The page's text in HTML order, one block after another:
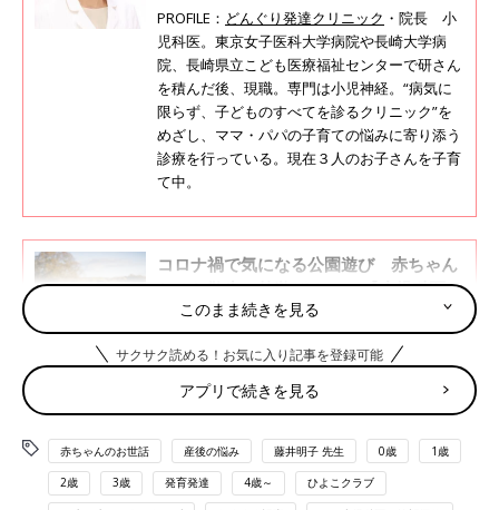
PROFILE： どんぐり発達クリニック ・院長 小
児科医。東京女子医科大学病院や長崎大学病
院、長崎県立こども医療福祉センターで研さん
を積んだ後、現職。専門は小児神経。“病気に
限らず、子どものすべてを診るクリニック”を
めざし、ママ・パパの子育ての悩みに寄り添う
診療を行っている。現在３人のお子さんを子育
て中。
コロナ禍で気になる公園遊び 赤ちゃん
とのお散歩・外遊びのQ&A【小児科医が
回答】
生後1カ月ごろになったら外気浴をはじめ、1カ
月健診が初めてのお出かけとなる赤ちゃんも多
いのではないでしょうか。その後、お散歩や外
の機会は増えていきます。新型コロナウイルス
感染症予防のため、ステイホームの状況が続い
ていますが、適度なお散歩や外遊びも、赤ちゃ
んの成長に大切なものです。
コロナ禍による自粛生活は赤ちゃんの心や体の発達
に影響するの？
2020年の夏休みに引き続き、21年の夏休みもステイホームの時
このまま続きを見る
サクサク読める！お気に入り記事を登録可能
アプリで続きを見る
赤ちゃんのお世話 産後の悩み 藤井明子 先生 0歳 1歳
2歳 3歳 発育発達 4歳～ ひよこクラブ